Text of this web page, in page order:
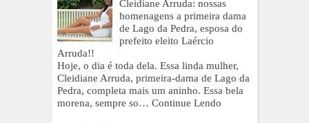
Cleidiane Arruda: nossas
homenagens a primeira dama
de Lago da Pedra, esposa do
prefeito eleito Laércio
Arruda!!
Hoje, o dia é toda dela. Essa linda mulher,
Cleidiane Arruda, primeira-dama de Lago da
Pedra, completa mais um aninho. Essa bela
morena, sempre so… Continue Lendo